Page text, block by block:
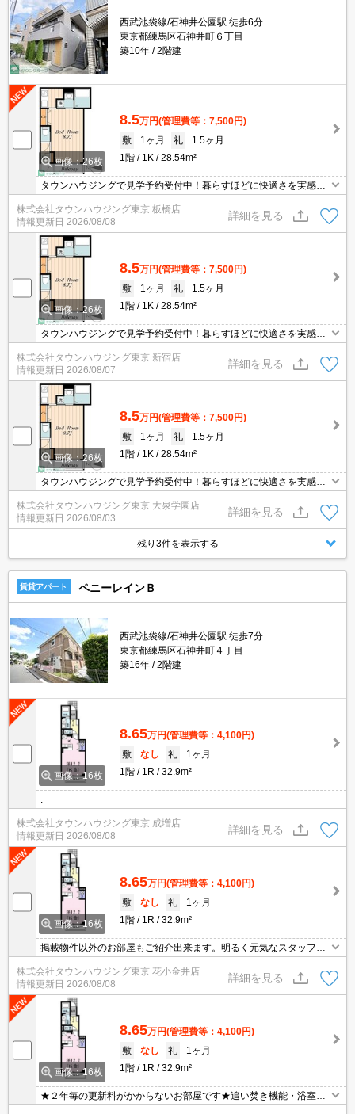
西武池袋線/石神井公園駅 徒歩6分
東京都練馬区石神井町６丁目
築10年
2階建
画像：26枚
8.5万円(管理費等：7,500円)
敷
1ヶ月 礼
1.5ヶ月
1階
1K 28.54m²
タウンハウジングで見学予約受付中！暮らすほどに快適さを実感で
きる設備仕様！駅前商業施設の多さ！日常の買い物に便利！
株式会社タウンハウジング東京 板橋店
情報更新日 2026/08/08
詳細を見る
画像：26枚
8.5万円(管理費等：7,500円)
敷
1ヶ月 礼
1.5ヶ月
1階
1K 28.54m²
タウンハウジングで見学予約受付中！暮らすほどに快適さを実感で
きる設備仕様！駅前商業施設の多さ！日常の買い物に便利！
株式会社タウンハウジング東京 新宿店
情報更新日 2026/08/07
詳細を見る
画像：26枚
8.5万円(管理費等：7,500円)
敷
1ヶ月 礼
1.5ヶ月
1階
1K 28.54m²
タウンハウジングで見学予約受付中！暮らすほどに快適さを実感で
きる設備仕様！駅前商業施設の多さ！日常の買い物に便利！
株式会社タウンハウジング東京 大泉学園店
情報更新日 2026/08/03
詳細を見る
残り3件を表示する
賃貸アパート ペニーレインＢ
西武池袋線/石神井公園駅 徒歩7分
東京都練馬区石神井町４丁目
築16年
2階建
画像：16枚
8.65万円(管理費等：4,100円)
敷
なし 礼
1ヶ月
1階
1R 32.9m²
株式会社タウンハウジング東京 成増店
情報更新日 2026/08/08
詳細を見る
画像：16枚
8.65万円(管理費等：4,100円)
敷
なし 礼
1ヶ月
1階
1R 32.9m²
掲載物件以外のお部屋もご紹介出来ます。明るく元気なスタッフが
丁寧にご対応させていただきます。オンラインで見学・接客可能で
す！お気軽にお問い合わせ下さい☆★
株式会社タウンハウジング東京 花小金井店
情報更新日 2026/08/08
詳細を見る
画像：16枚
8.65万円(管理費等：4,100円)
敷
なし 礼
1ヶ月
1階
1R 32.9m²
★２年毎の更新料がかからないお部屋です★追い焚き機能・浴室乾
燥機・システムキッチン等設備も充実です★